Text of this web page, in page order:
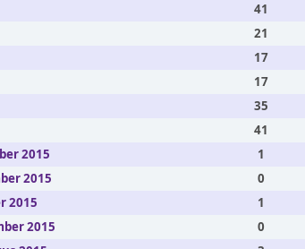
41
21
17
17
35
41
2015
1
2015
0
2015
1
2015
0